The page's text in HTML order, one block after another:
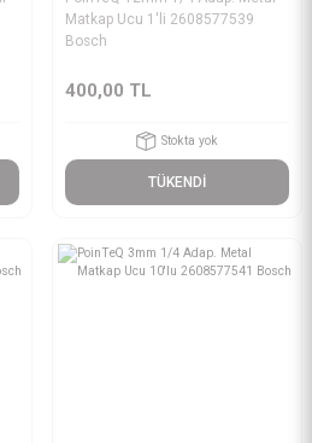
Matkap Ucu 1'li 2608577539
Bosch
400,00 TL
Stokta yok
TÜKENDİ